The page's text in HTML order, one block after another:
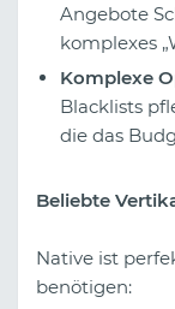
Angebote
komplexes
Komplexe
Blacklists
die das
Beliebte
Native ist
benötigen: